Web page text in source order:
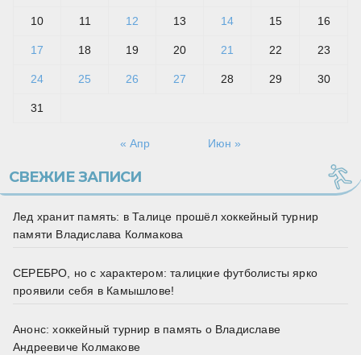
10 11 12 13 14 15 16
17 18 19 20 21 22 23
24 25 26 27 28 29 30
31
« Апр Июн »
СВЕЖИЕ ЗАПИСИ
Лед хранит память: в Талице прошёл хоккейный турнир
памяти Владислава Колмакова
СЕРЕБРО, но с характером: талицкие футболисты ярко
проявили себя в Камышлове!
Анонс: хоккейный турнир в память о Владиславе
Андреевиче Колмакове